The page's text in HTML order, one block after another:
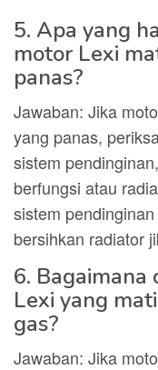
5. Apa yang
motor Lexi
panas?
Jawaban: Jika
yang panas,
sistem
berfungsi atau
sistem
bersihkan radiator
6. Bagaimana
Lexi yang
gas?
Jawaban: Jika